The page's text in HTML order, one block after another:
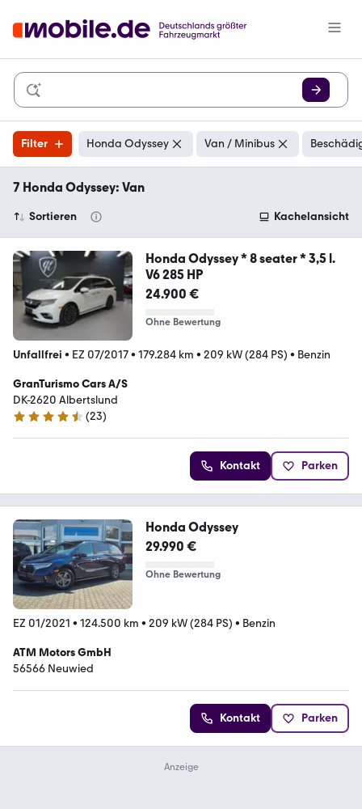
Filter Honda Odyssey Van / Minibus
7 Honda Odyssey: Van
Sortieren Kachelansicht
Honda Odyssey * 8 seater * 3,5 l.
V6 285 HP
24.900 €
Ohne Bewertung
Unfallfrei • EZ 07/2017• 179.284 km • 209 kW (284 PS) • Benzin
GranTurismo Cars A/S
DK-2620 Albertslund
4.5 Sterne
(23)
Kontakt Parken
Honda Odyssey
29.990 €
Ohne Bewertung
EZ 01/2021 • 124.500 km • 209 kW (284 PS) • Benzin
ATM Motors GmbH
56566 Neuwied
Kontakt Parken